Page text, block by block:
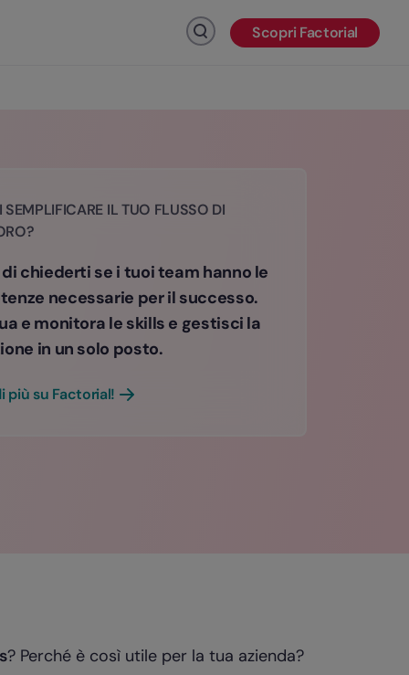
Fai clic per cercare
Scopri Factorial
SEMPLIFICARE IL TUO FLUSSO DI
chiederti se i tuoi team hanno le
necessarie per il successo.
e monitora le skills e gestisci la
in un solo posto.
più su Factorial!
? Perché è così utile per la tua azienda?